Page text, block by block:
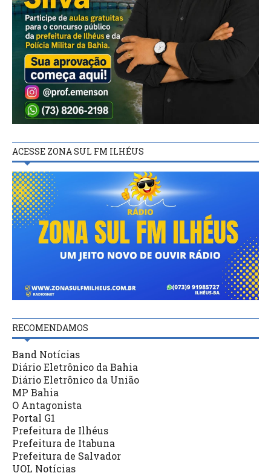
ACESSE ZONA SUL FM ILHÉUS
RECOMENDAMOS
Band Notícias
Diário Eletrônico da Bahia
Diário Eletrônico da União
MP Bahia
O Antagonista
Portal G1
Prefeitura de Ilhéus
Prefeitura de Itabuna
Prefeitura de Salvador
UOL Notícias